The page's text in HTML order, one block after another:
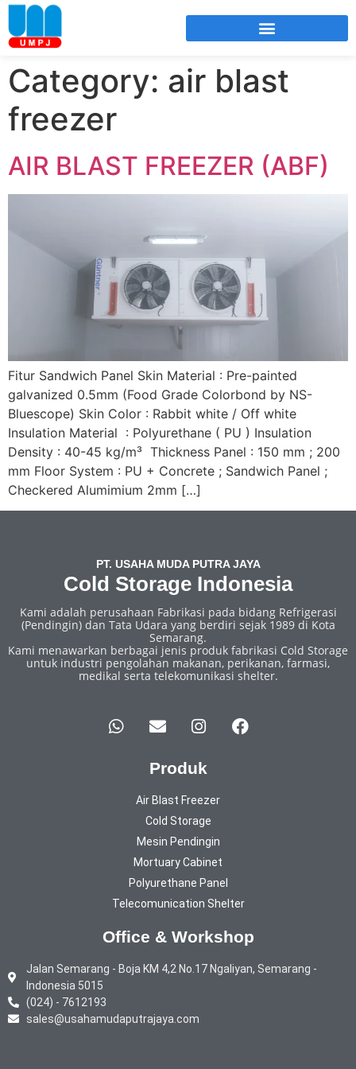
Category: air blast
freezer
AIR BLAST FREEZER (ABF)
Fitur Sandwich Panel Skin Material : Pre-painted
galvanized 0.5mm (Food Grade Colorbond by NS-
Bluescope) Skin Color : Rabbit white / Off white
Insulation Material : Polyurethane ( PU ) Insulation
Density : 40-45 kg/m³ Thickness Panel : 150 mm ; 200
mm Floor System : PU + Concrete ; Sandwich Panel ;
Checkered Alumimium 2mm […]
PT. USAHA MUDA PUTRA JAYA
Cold Storage Indonesia
Kami adalah perusahaan Fabrikasi pada bidang Refrigerasi
(Pendingin) dan Tata Udara yang berdiri sejak 1989 di Kota
Semarang.
Kami menawarkan berbagai jenis produk fabrikasi Cold Storage
untuk industri pengolahan makanan, perikanan, farmasi,
medikal serta telekomunikasi shelter.
Produk
Air Blast Freezer
Cold Storage
Mesin Pendingin
Mortuary Cabinet
Polyurethane Panel
Telecomunication Shelter
Office & Workshop
Jalan Semarang - Boja KM 4,2 No.17 Ngaliyan, Semarang -
Indonesia 5015
(024) - 7612193
sales@usahamudaputrajaya.com